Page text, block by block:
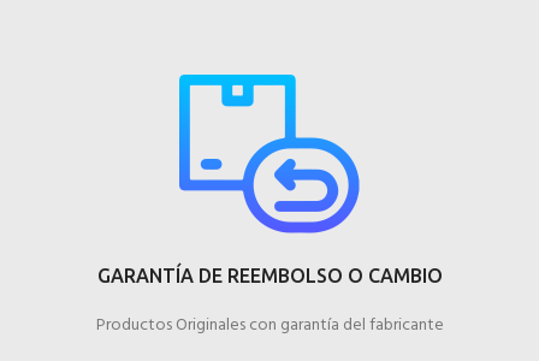
GARANTÍA DE REEMBOLSO O CAMBIO
Productos Originales con garantía del fabricante